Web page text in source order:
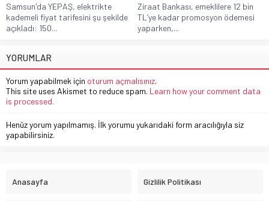
Samsun'da YEPAŞ, elektrikte
kademeli fiyat tarifesini şu şekilde
açıkladı: 150...
Ziraat Bankası, emeklilere 12 bin
TL’ye kadar promosyon ödemesi
yaparken,...
YORUMLAR
Yorum yapabilmek için oturum açmalısınız.
This site uses Akismet to reduce spam. Learn how your comment data
is processed.
Henüz yorum yapılmamış. İlk yorumu yukarıdaki form aracılığıyla siz
yapabilirsiniz.
Anasayfa Gizlilik Politikası